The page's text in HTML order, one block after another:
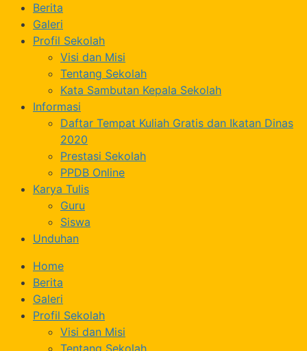
Berita
Galeri
Profil Sekolah
Visi dan Misi
Tentang Sekolah
Kata Sambutan Kepala Sekolah
Informasi
Daftar Tempat Kuliah Gratis dan Ikatan Dinas
2020
Prestasi Sekolah
PPDB Online
Karya Tulis
Guru
Siswa
Unduhan
Home
Berita
Galeri
Profil Sekolah
Visi dan Misi
Tentang Sekolah